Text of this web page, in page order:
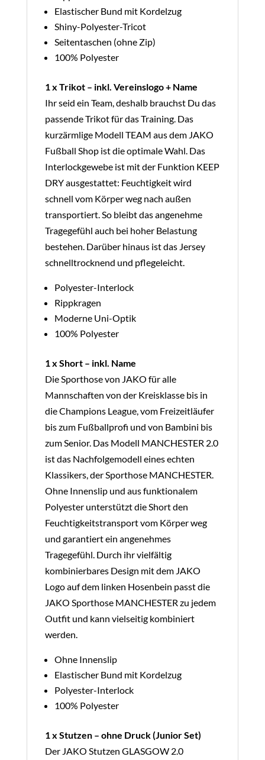
Elastischer Bund mit Kordelzug
Shiny-Polyester-Tricot
Seitentaschen (ohne Zip)
100% Polyester
1 x Trikot – inkl. Vereinslogo + Name
Ihr seid ein Team, deshalb brauchst Du das
passende Trikot für das Training. Das
kurzärmlige Modell TEAM aus dem JAKO
Fußball Shop ist die optimale Wahl. Das
Interlockgewebe ist mit der Funktion KEEP
DRY ausgestattet: Feuchtigkeit wird
schnell vom Körper weg nach außen
transportiert. So bleibt das angenehme
Tragegefühl auch bei hoher Belastung
bestehen. Darüber hinaus ist das Jersey
schnelltrocknend und pflegeleicht.
Polyester-Interlock
Rippkragen
Moderne Uni-Optik
100% Polyester
1 x Short – inkl. Name
Die Sporthose von JAKO für alle
Mannschaften von der Kreisklasse bis in
die Champions League, vom Freizeitläufer
bis zum Fußballprofi und von Bambini bis
zum Senior. Das Modell MANCHESTER 2.0
ist das Nachfolgemodell eines echten
Klassikers, der Sporthose MANCHESTER.
Ohne Innenslip und aus funktionalem
Polyester unterstützt die Short den
Feuchtigkeitstransport vom Körper weg
und garantiert ein angenehmes
Tragegefühl. Durch ihr vielfältig
kombinierbares Design mit dem JAKO
Logo auf dem linken Hosenbein passt die
JAKO Sporthose MANCHESTER zu jedem
Outfit und kann vielseitig kombiniert
werden.
Ohne Innenslip
Elastischer Bund mit Kordelzug
Polyester-Interlock
100% Polyester
1 x Stutzen – ohne Druck (Junior Set)
Der JAKO Stutzen GLASGOW 2.0